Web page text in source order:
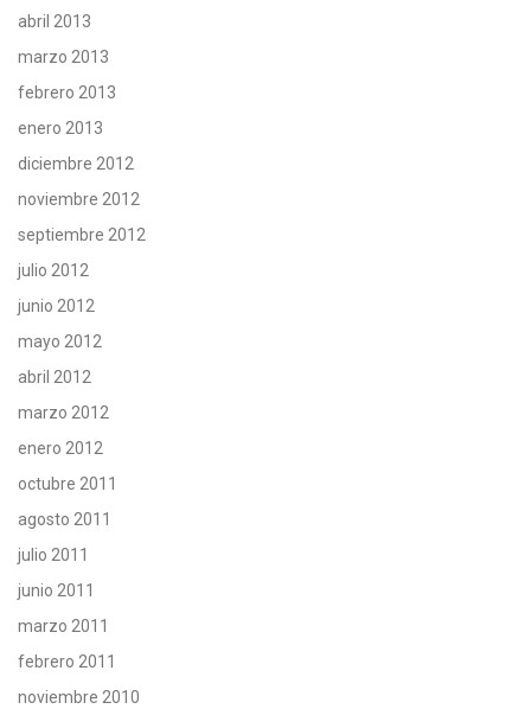
abril 2013
marzo 2013
febrero 2013
enero 2013
diciembre 2012
noviembre 2012
septiembre 2012
julio 2012
junio 2012
mayo 2012
abril 2012
marzo 2012
enero 2012
octubre 2011
agosto 2011
julio 2011
junio 2011
marzo 2011
febrero 2011
noviembre 2010